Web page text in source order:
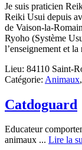
Je suis praticien
Reiki Usui depuis
de Vaison-la-
Ryoho (Système
l’enseignement et
Lieu: 84110 Saint-
Catégorie: Animaux,
Catdoguard
Educateur
animaux ... Lire la